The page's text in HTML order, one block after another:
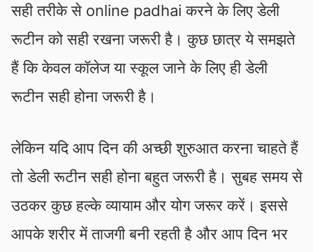
सही तरीके से online padhai करने के लिए डेली
रूटीन को सही रखना जरूरी है। कुछ छात्र ये समझते
हैं कि केवल कॉलेज या स्कूल जाने के लिए ही डेली
रूटीन सही होना जरूरी है।
लेकिन यदि आप दिन की अच्छी शुरुआत करना चाहते हैं
तो डेली रूटीन सही होना बहुत जरूरी है। सुबह समय से
उठकर कुछ हल्के व्यायाम और योग जरूर करें। इससे
आपके शरीर में ताजगी बनी रहती है और आप दिन भर